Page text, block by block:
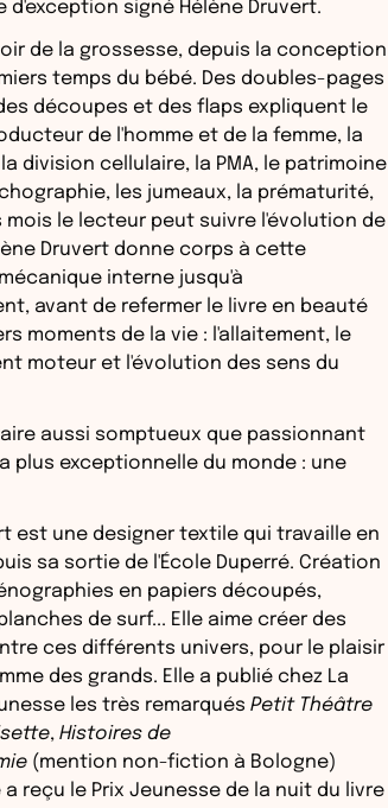
d'exception signé Hélène Druvert.
de la grossesse, depuis la conception
temps du bébé. Des doubles-pages
découpes et des flaps expliquent le
de l'homme et de la femme, la
division cellulaire, la PMA, le patrimoine
les jumeaux, la prématurité,
mois le lecteur peut suivre l'évolution de
Druvert donne corps à cette
interne jusqu'à
avant de refermer le livre en beauté
moments de la vie : l'allaitement, le
moteur et l'évolution des sens du
aussi somptueux que passionnant
plus exceptionnelle du monde : une
est une designer textile qui travaille en
sa sortie de l'École Duperré. Création
en papiers découpés,
de surf... Elle aime créer des
ces différents univers, pour le plaisir
des grands. Elle a publié chez La
les très remarqués Petit Théâtre
, Histoires de
(mention non-fiction à Bologne)
a reçu le Prix Jeunesse de la nuit du livre